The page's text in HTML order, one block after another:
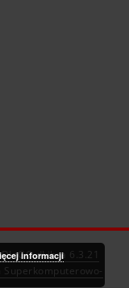
DInGO dLibra 6.3.21
Superkomputerowo-
informacji